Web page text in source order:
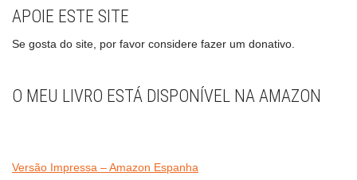
APOIE ESTE SITE
Se gosta do site, por favor considere fazer um donativo.
O MEU LIVRO ESTÁ DISPONÍVEL NA AMAZON
Versão Impressa – Amazon Espanha